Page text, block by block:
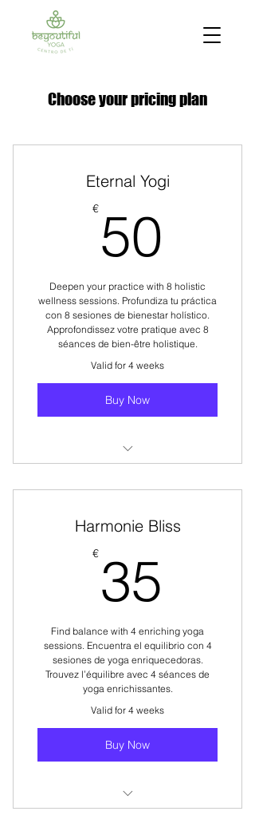
Choose your pricing plan
Eternal Yogi
€ 50
Deepen your practice with 8 holistic
wellness sessions. Profundiza tu práctica
con 8 sesiones de bienestar holístico.
Approfondissez votre pratique avec 8
séances de bien-être holistique.
Valid for 4 weeks
Buy Now
yoga classes.
Elige entre 6 tipos de clases de
Choisissez parmi 6 types de cours
de yoga variés.
Harmonie Bliss
€ 35
Find balance with 4 enriching yoga
sessions. Encuentra el equilibrio con 4
sesiones de yoga enriquecedoras.
Trouvez l’équilibre avec 4 séances de
yoga enrichissantes.
Valid for 4 weeks
Buy Now